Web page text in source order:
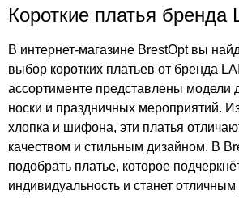
Короткие платья бренда
В интернет-магазине BrestOpt вы
выбор коротких платьев от бренда
ассортименте представлены модели
носки и праздничных мероприятий.
хлопка и шифона, эти платья
качеством и стильным дизайном. В
подобрать платье, которое
индивидуальность и станет